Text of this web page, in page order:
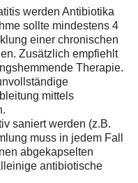
werden Antibiotika
sollte mindestens 4
einer chronischen
Zusätzlich empfiehlt
Therapie.
mittels
saniert werden (z.B.
muss in jedem Fall
abgekapselten
antibiotische